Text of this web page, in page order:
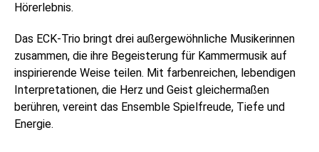
Hörerlebnis.
Das ECK-Trio bringt drei außergewöhnliche Musikerinnen
zusammen, die ihre Begeisterung für Kammermusik auf
inspirierende Weise teilen. Mit farbenreichen, lebendigen
Interpretationen, die Herz und Geist gleichermaßen
berühren, vereint das Ensemble Spielfreude, Tiefe und
Energie.